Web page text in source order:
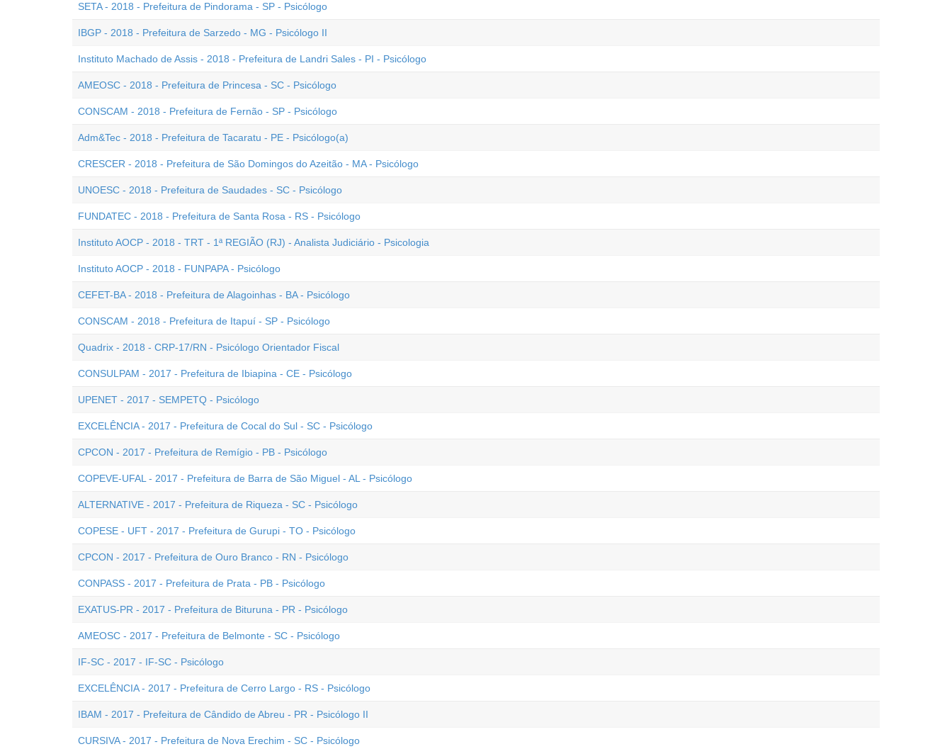
SETA - 2018 - Prefeitura de Pindorama - SP - Psicólogo
IBGP - 2018 - Prefeitura de Sarzedo - MG - Psicólogo II
Instituto Machado de Assis - 2018 - Prefeitura de Landri Sales - PI - Psicólogo
AMEOSC - 2018 - Prefeitura de Princesa - SC - Psicólogo
CONSCAM - 2018 - Prefeitura de Fernão - SP - Psicólogo
Adm&Tec - 2018 - Prefeitura de Tacaratu - PE - Psicólogo(a)
CRESCER - 2018 - Prefeitura de São Domingos do Azeitão - MA - Psicólogo
UNOESC - 2018 - Prefeitura de Saudades - SC - Psicólogo
FUNDATEC - 2018 - Prefeitura de Santa Rosa - RS - Psicólogo
Instituto AOCP - 2018 - TRT - 1ª REGIÃO (RJ) - Analista Judiciário - Psicologia
Instituto AOCP - 2018 - FUNPAPA - Psicólogo
CEFET-BA - 2018 - Prefeitura de Alagoinhas - BA - Psicólogo
CONSCAM - 2018 - Prefeitura de Itapuí - SP - Psicólogo
Quadrix - 2018 - CRP-17/RN - Psicólogo Orientador Fiscal
CONSULPAM - 2017 - Prefeitura de Ibiapina - CE - Psicólogo
UPENET - 2017 - SEMPETQ - Psicólogo
EXCELÊNCIA - 2017 - Prefeitura de Cocal do Sul - SC - Psicólogo
CPCON - 2017 - Prefeitura de Remígio - PB - Psicólogo
COPEVE-UFAL - 2017 - Prefeitura de Barra de São Miguel - AL - Psicólogo
ALTERNATIVE - 2017 - Prefeitura de Riqueza - SC - Psicólogo
COPESE - UFT - 2017 - Prefeitura de Gurupi - TO - Psicólogo
CPCON - 2017 - Prefeitura de Ouro Branco - RN - Psicólogo
CONPASS - 2017 - Prefeitura de Prata - PB - Psicólogo
EXATUS-PR - 2017 - Prefeitura de Bituruna - PR - Psicólogo
AMEOSC - 2017 - Prefeitura de Belmonte - SC - Psicólogo
IF-SC - 2017 - IF-SC - Psicólogo
EXCELÊNCIA - 2017 - Prefeitura de Cerro Largo - RS - Psicólogo
IBAM - 2017 - Prefeitura de Cândido de Abreu - PR - Psicólogo II
CURSIVA - 2017 - Prefeitura de Nova Erechim - SC - Psicólogo